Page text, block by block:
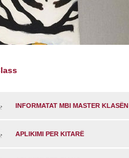
INFORMATAT MBI MASTER KLASËN
APLIKIMI PER KITARË